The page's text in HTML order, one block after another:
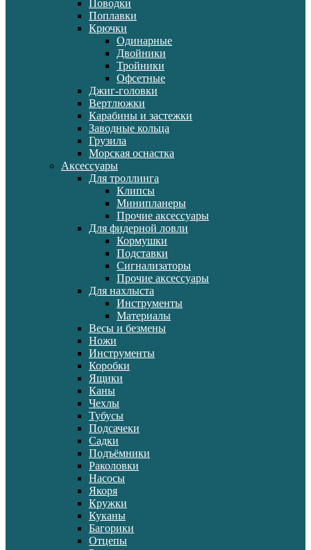
Поводки
Поплавки
Крючки
Одинарные
Двойники
Тройники
Офсетные
Джиг-головки
Вертлюжки
Карабины и застежки
Заводные кольца
Грузила
Морская оснастка
Аксессуары
Для троллинга
Клипсы
Минипланеры
Прочие аксессуары
Для фидерной ловли
Кормушки
Подставки
Сигнализаторы
Прочие аксессуары
Для нахлыста
Инструменты
Материалы
Весы и безмены
Ножи
Инструменты
Коробки
Ящики
Каны
Чехлы
Тубусы
Подсачеки
Садки
Подъёмники
Раколовки
Насосы
Якоря
Кружки
Куканы
Багорики
Отцепы